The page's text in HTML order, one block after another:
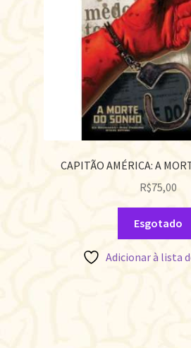
CAPITÃO AMÉRICA: A
R$75,00
Esgotado
Adicionar à lista